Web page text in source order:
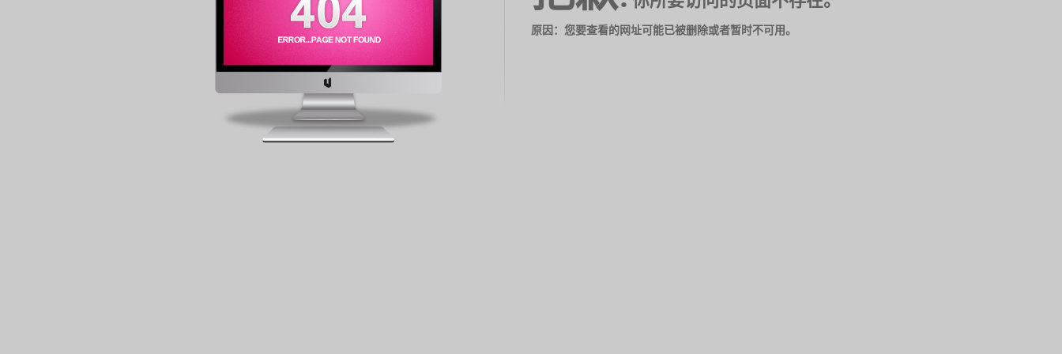
原因：您要查看的网址可能已被删除或者暂时不可用。